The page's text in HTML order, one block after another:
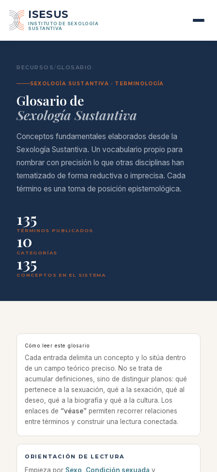
ISESUS
INSTITUTO DE SEXOLOGÍA
SUSTANTIVA
RECURSOS/ GLOSARIO
SEXOLOGÍA SUSTANTIVA · TERMINOLOGÍA
Glosario de
Sexología Sustantiva
Conceptos fundamentales elaborados desde la
Sexología Sustantiva. Un vocabulario propio para
nombrar con precisión lo que otras disciplinas han
tematizado de forma reductiva o imprecisa. Cada
término es una toma de posición epistemológica.
135
TÉRMINOS PUBLICADOS
10
CATEGORÍAS
135
CONCEPTOS EN EL SISTEMA
Cómo leer este glosario
Cada entrada delimita un concepto y lo sitúa dentro
de un campo teórico preciso. No se trata de
acumular definiciones, sino de distinguir planos: qué
pertenece a la sexuación, qué a la sexación, qué al
deseo, qué a la biografía y qué a la cultura. Los
enlaces de “véase” permiten recorrer relaciones
entre términos y construir una lectura conectada.
ORIENTACIÓN DE LECTURA
Empieza por Sexo Condición sexuada y